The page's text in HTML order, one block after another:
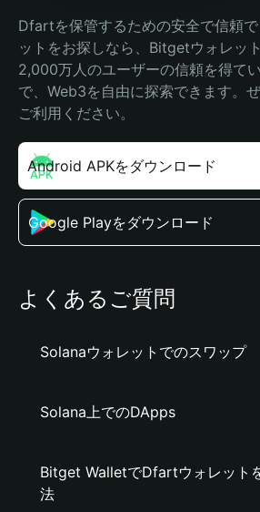
Dfartを保管するための安全で信頼
ットをお探しなら、Bitgetウォレッ
2,000万人のユーザーの信頼を得て
で、Web3を自由に探索できます。
ご利用ください。
Android APKをダウンロード
Google Playをダウンロード
よくあるご質問
Solanaウォレットでのスワップ
Solana上でのDApps
Bitget WalletでDfartウォレット
法